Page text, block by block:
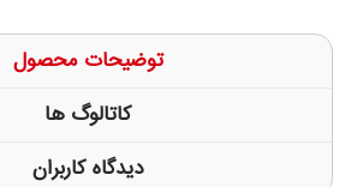
توضیحات محصول
کاتالوگ ها
دیدگاه کاربران